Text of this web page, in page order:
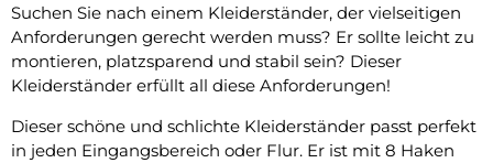
Suchen Sie nach einem Kleiderständer, der vielseitigen
Anforderungen gerecht werden muss? Er sollte leicht zu
montieren, platzsparend und stabil sein? Dieser
Kleiderständer erfüllt all diese Anforderungen!
Dieser schöne und schlichte Kleiderständer passt perfekt
in jeden Eingangsbereich oder Flur. Er ist mit 8 Haken